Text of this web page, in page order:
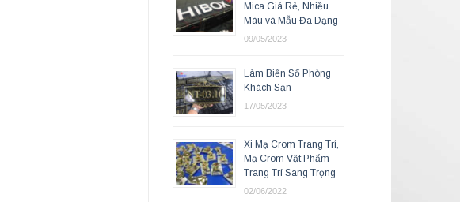
Mica Giá Rẻ, Nhiều
Màu và Mẫu Đa Dạng
09/05/2023
Làm Biển Số Phòng
Khách Sạn
17/05/2023
Xi Mạ Crom Trang Trí,
Mạ Crom Vật Phẩm
Trang Trí Sang Trọng
02/06/2022